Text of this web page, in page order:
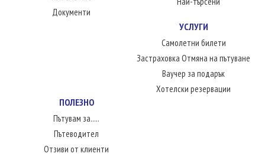
Документи
УСЛУГИ
Самолетни билети
Застраховка Отмяна на пътуване
Ваучер за подарък
Хотелски резервации
ПОЛЕЗНО
Пътувам за.....
Пътеводител
Отзиви от клиенти